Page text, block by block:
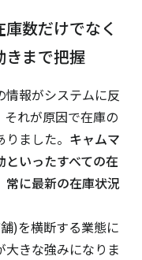
数だけでなく
きまで把握
報がシステムに反
れが原因で在庫の
ました。 キャムマ
いったすべての在
常に最新の在庫状況
)を横断する業態に
きな強みになりま